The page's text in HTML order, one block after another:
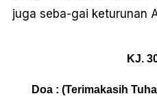
juga seba-gai keturunan
KJ.
Doa : (Terimakasih